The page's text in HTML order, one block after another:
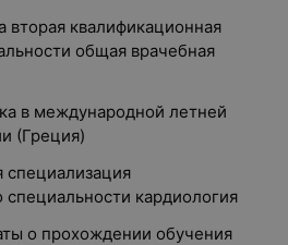
квалификационная
общая врачебная
в международной летней
(Греция)
специализация
специальности кардиология
о прохождении обучения